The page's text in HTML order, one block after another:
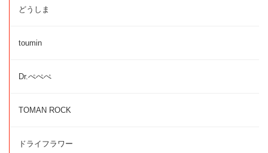
どうしま
toumin
Dr.ぺぺぺ
TOMAN ROCK
ドライフラワー